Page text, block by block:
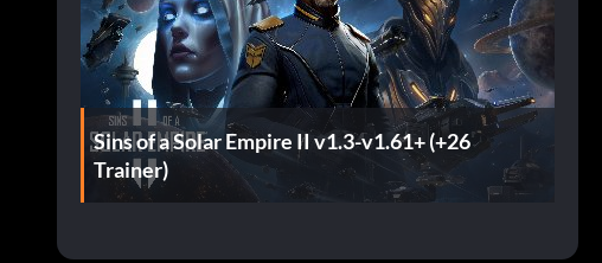
Sins of a Solar Empire II v1.3-v1.61+ (+26
Trainer)